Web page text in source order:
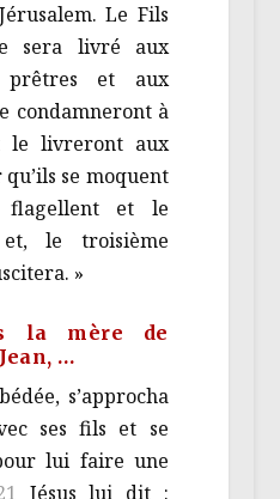
Le Fils
sera livré aux
prêtres et aux
condamneront à
le livreront aux
se moquent
et le
le troisième
»
la mère de
…
s’approcha
ses fils et se
lui faire une
Jésus lui dit :